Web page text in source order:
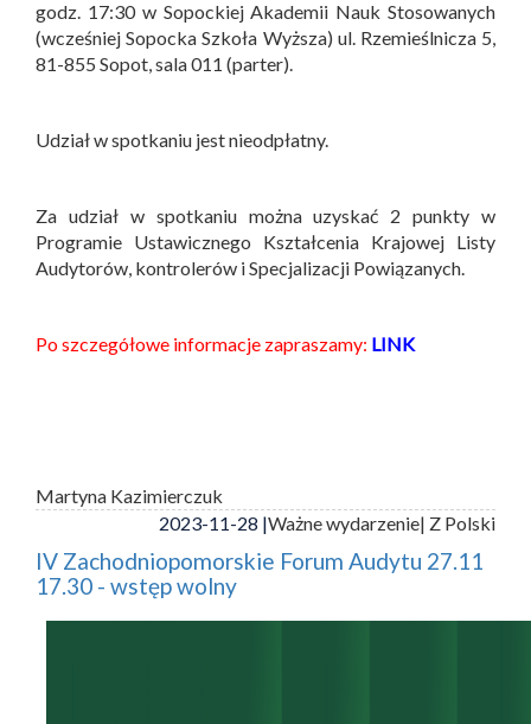
godz. 17:30 w Sopockiej Akademii Nauk Stosowanych
(wcześniej Sopocka Szkoła Wyższa) ul. Rzemieślnicza 5,
81-855 Sopot, sala 011 (parter).
Udział w spotkaniu jest nieodpłatny.
Za udział w spotkaniu można uzyskać 2 punkty w
Programie Ustawicznego Kształcenia Krajowej Listy
Audytorów, kontrolerów i Specjalizacji Powiązanych.
Po szczegółowe informacje zapraszamy: LINK
Martyna Kazimierczuk
2023-11-28 |Ważne wydarzenie| Z Polski
IV Zachodniopomorskie Forum Audytu 27.11
17.30 - wstęp wolny